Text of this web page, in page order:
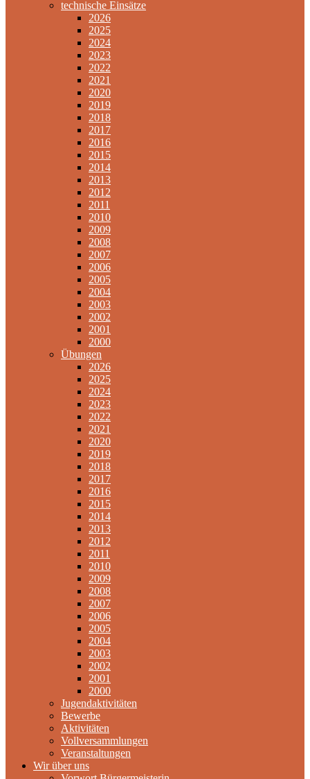
technische Einsätze
2026
2025
2024
2023
2022
2021
2020
2019
2018
2017
2016
2015
2014
2013
2012
2011
2010
2009
2008
2007
2006
2005
2004
2003
2002
2001
2000
Übungen
2026
2025
2024
2023
2022
2021
2020
2019
2018
2017
2016
2015
2014
2013
2012
2011
2010
2009
2008
2007
2006
2005
2004
2003
2002
2001
2000
Jugendaktivitäten
Bewerbe
Aktivitäten
Vollversammlungen
Veranstaltungen
Wir über uns